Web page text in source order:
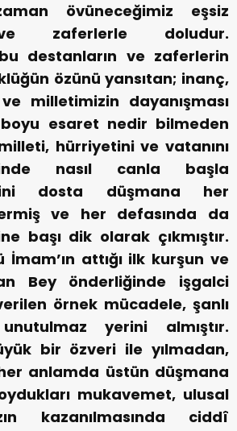
övüneceğimiz eşsiz
zaferlerle doludur.
destanların ve zaferlerin
özünü yansıtan; inanç,
milletimizin dayanışması
boyu esaret nedir bilmeden
hürriyetini ve vatanını
nasıl canla başla
dosta düşmana her
ve her defasında da
başı dik olarak çıkmıştır.
İmam’ın attığı ilk kurşun ve
Bey önderliğinde işgalci
örnek mücadele, şanlı
yerini almıştır.
bir özveri ile yılmadan,
anlamda üstün düşmana
mukavemet, ulusal
kazanılmasında ciddî